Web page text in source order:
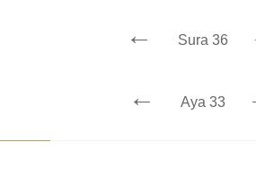
← Sura 36
← Aya 33